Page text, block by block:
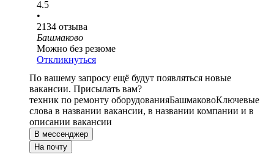
4.5
•
2134 отзыва
Башмаково
Можно без резюме
Откликнуться
По вашему запросу ещё будут появляться новые
вакансии. Присылать вам?
техник по ремонту оборудованияБашмаковоКлючевые
слова в названии вакансии, в названии компании и в
описании вакансии
В мессенджер
На почту